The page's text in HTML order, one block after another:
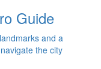
Guide
and a
the city